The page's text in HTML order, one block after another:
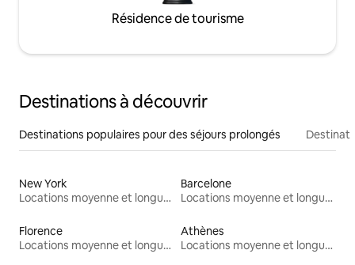
Résidence de tourisme
Destinations à découvrir
Destinations populaires pour des séjours prolongés
New York
Locations moyenne et longue durée
Barcelone
Locations moyenne et longue durée
Florence
Locations moyenne et longue durée
Athènes
Locations moyenne et longue durée